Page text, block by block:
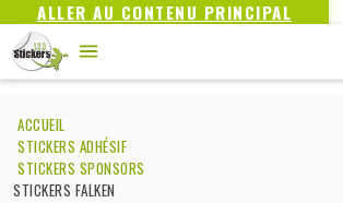
ALLER AU CONTENU PRINCIPAL
ACCUEIL
STICKERS ADHÉSIF
STICKERS SPONSORS
STICKERS FALKEN